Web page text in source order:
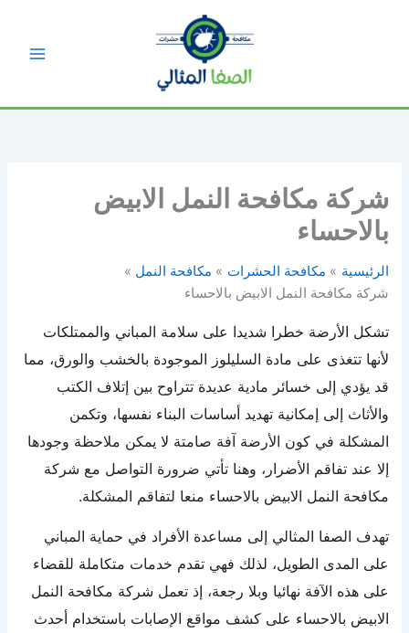
شركة مكافحة النمل الابيض
بالاحساء
الرئيسية مكافحة الحشرات
مكافحة النمل
شركة مكافحة النمل الابيض بالاحساء
تشكل الأرضة خطرا شديدا على سلامة المباني والممتلكات
لأنها تتغذى على مادة السليلوز الموجودة بالخشب والورق، مما
قد يؤدي إلى خسائر مادية عديدة تتراوح بين إتلاف الكتب
والأثاث إلى إمكانية تهديد أساسات البناء نفسها، وتكمن
المشكلة في كون الأرضة آفة صامتة لا يمكن ملاحظة وجودها
إلا عند تفاقم الأضرار، وهنا تأتي ضرورة التواصل مع شركة
مكافحة النمل الابيض بالاحساء منعا لتفاقم المشكلة.
تهدف الصفا المثالي إلى مساعدة الأفراد في حماية المباني
على المدى الطويل، لذلك فهي تقدم خدمات متكاملة للقضاء
على هذه الآفة نهائيا وبلا رجعة، إذ تعمل شركة مكافحة النمل
الابيض بالاحساء على كشف مواقع الإصابات باستخدام أحدث